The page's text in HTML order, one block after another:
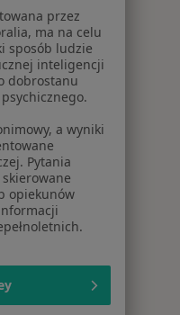
Szczyrku
przez
ma na celu
sposób ludzie
inteligencji
dobrostanu
a wyniki
Pytania
opiekunów